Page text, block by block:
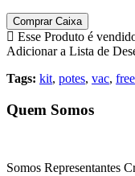
Comprar Caixa
Esse Produto é
Adicionar a Lista de
Tags: kit, potes, vac,
Quem Somos
Somos Representantes